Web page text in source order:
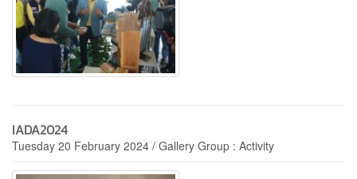
IADA2024
Tuesday 20 February 2024 / Gallery Group : Activity